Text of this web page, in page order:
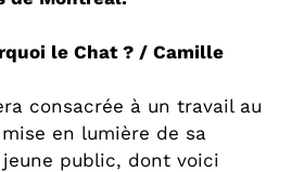
le Chat ? / Camille
consacrée à un travail au
en lumière de sa
public, dont voici